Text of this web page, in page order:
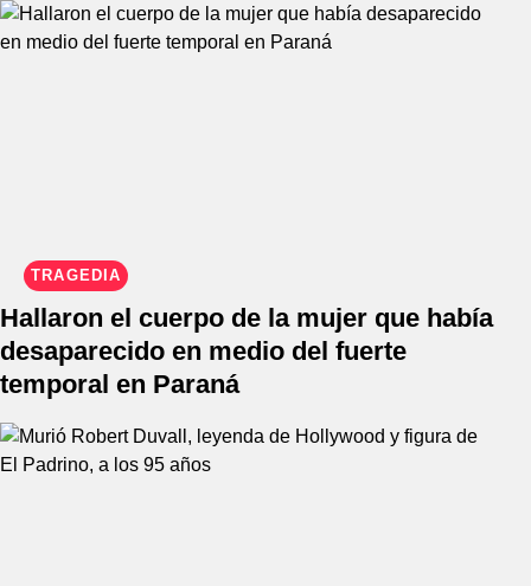
TRAGEDIA
Hallaron el cuerpo de la mujer que había
desaparecido en medio del fuerte
temporal en Paraná